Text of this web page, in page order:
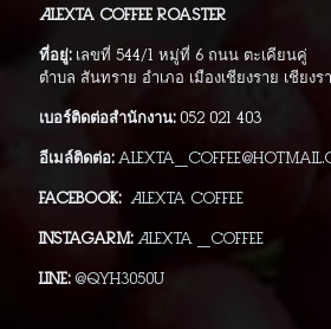
Alexta Coffee Roaster
ที่อยู่:เลขที่ 544/1 หมู่ที่ 6 ถนน ตะเคียนคู่
ตำบล สันทราย อำเภอ เมืองเชียงราย เชียงร
เบอร์ติดต่อสำนักงาน:052 021 403
อีเมล์ติดต่อ:
Facebook: Alexta Coffee
Instagarm: Alexta _Coffee
Line: @qyh3050u